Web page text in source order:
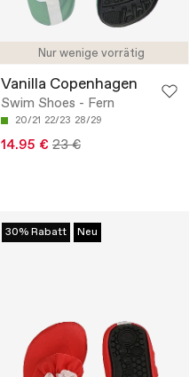
Nur wenige vorrätig
Vanilla Copenhagen
Swim Shoes - Fern
20/21 22/23 28/29
14.95 € 23 €
30% Rabatt Neu